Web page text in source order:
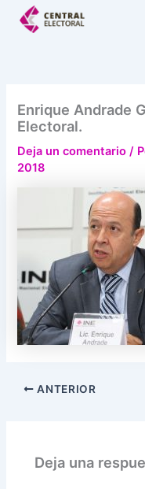
Enrique Andrade
Electoral.
Deja un comentario /
2018
ANTERIOR
Deja una